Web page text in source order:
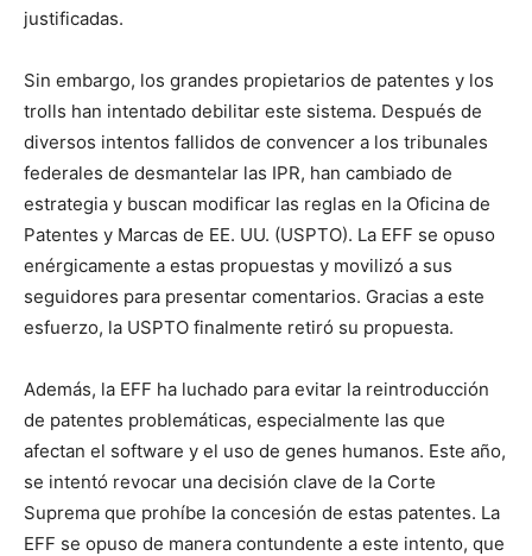
justificadas.
Sin embargo, los grandes propietarios de patentes y los
trolls han intentado debilitar este sistema. Después de
diversos intentos fallidos de convencer a los tribunales
federales de desmantelar las IPR, han cambiado de
estrategia y buscan modificar las reglas en la Oficina de
Patentes y Marcas de EE. UU. (USPTO). La EFF se opuso
enérgicamente a estas propuestas y movilizó a sus
seguidores para presentar comentarios. Gracias a este
esfuerzo, la USPTO finalmente retiró su propuesta.
Además, la EFF ha luchado para evitar la reintroducción
de patentes problemáticas, especialmente las que
afectan el software y el uso de genes humanos. Este año,
se intentó revocar una decisión clave de la Corte
Suprema que prohíbe la concesión de estas patentes. La
EFF se opuso de manera contundente a este intento, que